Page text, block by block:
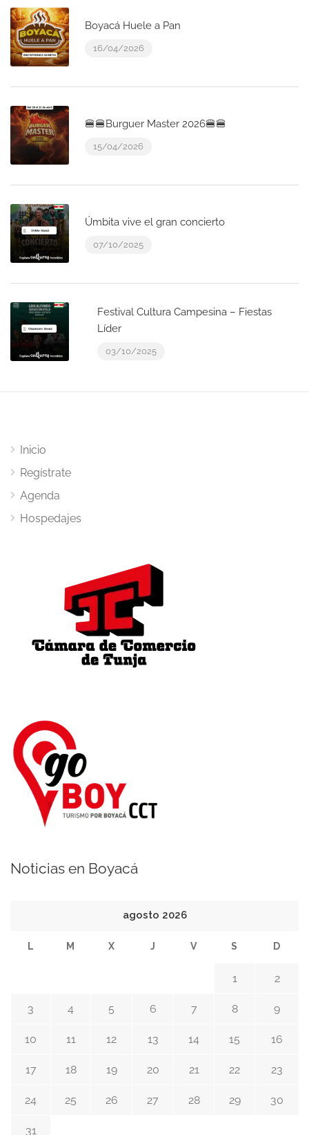
Boyacá Huele a Pan
16/04/2026
🍔🍔Burguer Master 2026🍔🍔
15/04/2026
Úmbita vive el gran concierto
07/10/2025
Festival Cultura Campesina – Fiestas
Líder
03/10/2025
Inicio
Regístrate
Agenda
Hospedajes
Noticias en Boyacá
agosto 2026
L M X J V S D
1 2
3 4 5 6 7 8 9
10 11 12 13 14 15 16
17 18 19 20 21 22 23
24 25 26 27 28 29 30
31